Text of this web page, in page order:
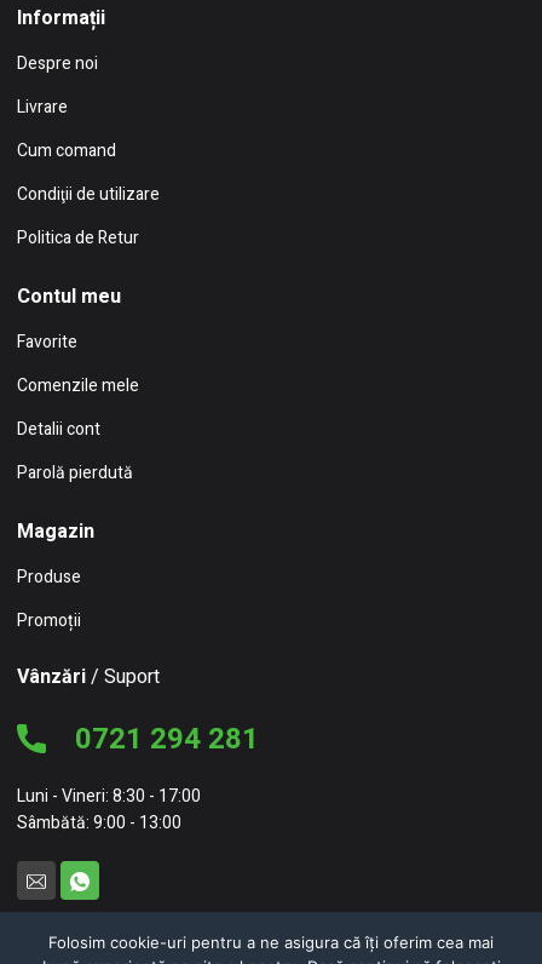
Informații
Despre noi
Livrare
Cum comand
Condiţii de utilizare
Politica de Retur
Contul meu
Favorite
Comenzile mele
Detalii cont
Parolă pierdută
Magazin
Produse
Promoții
Vânzări/ Suport
0721 294 281
Luni - Vineri: 8:30 - 17:00
Sâmbătă: 9:00 - 13:00
Folosim cookie-uri pentru a ne asigura că îți oferim cea mai